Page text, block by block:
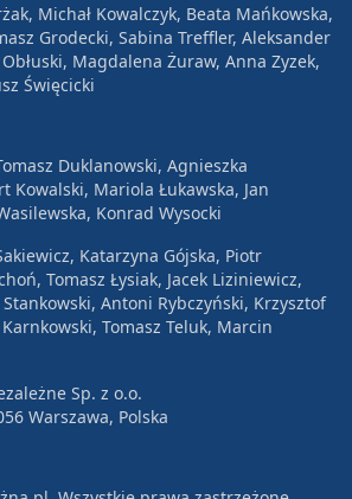
Michał Kowalczyk, Beata Mańkowska,
Grodecki, Sabina Treffler, Aleksander
Magdalena Żuraw, Anna Zyzek,
Święcicki
Duklanowski, Agnieszka
Kowalski, Mariola Łukawska, Jan
Konrad Wysocki
Katarzyna Gójska, Piotr
Tomasz Łysiak, Jacek Liziniewicz,
Antoni Rybczyński, Krzysztof
Tomasz Teluk, Marcin
Sp. z o.o.
Warszawa, Polska